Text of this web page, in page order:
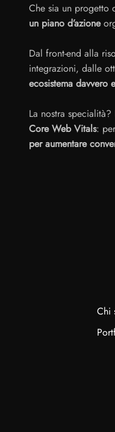
Che sia un progetto
un piano d’azione
Dal front-end alla
integrazioni, dalle
ecosistema davvero
La nostra specialità?
Core Web Vitals:
per aumentare
Chi